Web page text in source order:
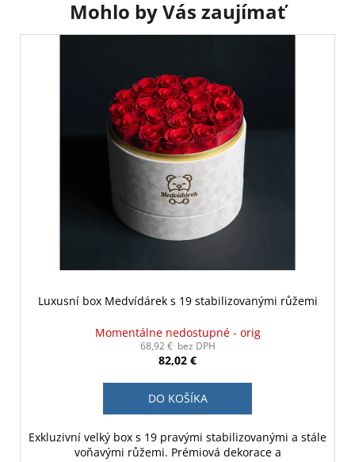
Mohlo by Vás zaujímať
Luxusní box Medvídárek s 19 stabilizovanými růžemi
Momentálne nedostupné - orig
68,92 € bez DPH
82,02 €
DO KOŠÍKA
Exkluzivní velký box s 19 pravými stabilizovanými a stále
voňavými růžemi. Prémiová dekorace a